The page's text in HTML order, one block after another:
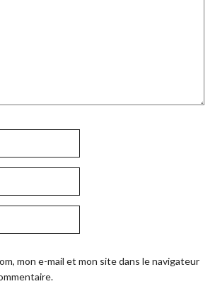
mon e-mail et mon site dans le navigateur